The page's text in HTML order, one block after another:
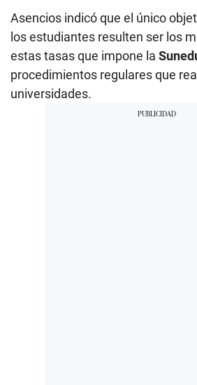
Asencios indicó que el único
los estudiantes resulten ser los
estas tasas que impone la
procedimientos regulares que
universidades.